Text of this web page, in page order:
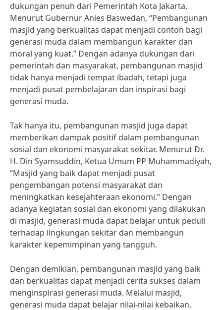
dukungan penuh dari Pemerintah Kota Jakarta.
Menurut Gubernur Anies Baswedan, “Pembangunan
masjid yang berkualitas dapat menjadi contoh bagi
generasi muda dalam membangun karakter dan
moral yang kuat.” Dengan adanya dukungan dari
pemerintah dan masyarakat, pembangunan masjid
tidak hanya menjadi tempat ibadah, tetapi juga
menjadi pusat pembelajaran dan inspirasi bagi
generasi muda.
Tak hanya itu, pembangunan masjid juga dapat
memberikan dampak positif dalam pembangunan
sosial dan ekonomi masyarakat sekitar. Menurut Dr.
H. Din Syamsuddin, Ketua Umum PP Muhammadiyah,
“Masjid yang baik dapat menjadi pusat
pengembangan potensi masyarakat dan
meningkatkan kesejahteraan ekonomi.” Dengan
adanya kegiatan sosial dan ekonomi yang dilakukan
di masjid, generasi muda dapat belajar untuk peduli
terhadap lingkungan sekitar dan membangun
karakter kepemimpinan yang tangguh.
Dengan demikian, pembangunan masjid yang baik
dan berkualitas dapat menjadi cerita sukses dalam
menginspirasi generasi muda. Melalui masjid,
generasi muda dapat belajar nilai-nilai kebaikan,